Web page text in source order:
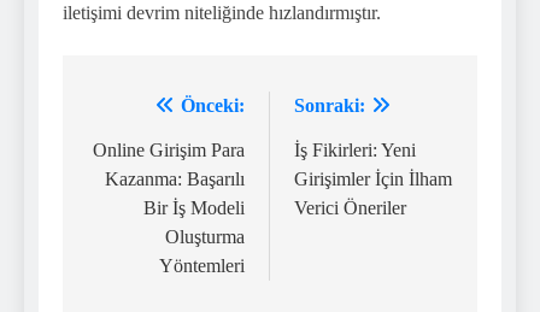
iletişimi devrim niteliğinde hızlandırmıştır.
gezinmesi
Önceki:
Online Girişim Para
Kazanma: Başarılı
Bir İş Modeli
Oluşturma
Yöntemleri
Sonraki:
İş Fikirleri: Yeni
Girişimler İçin İlham
Verici Öneriler